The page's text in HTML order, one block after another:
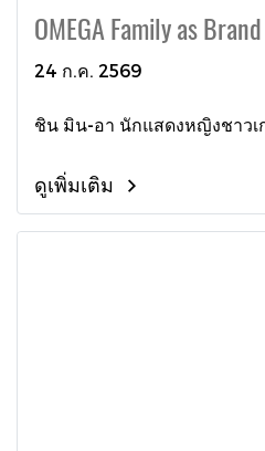
OMEGA Family as
24 ก.ค. 2569
ชิน มิน-อา นักแสดงหญิงชาวเ
ดูเพิ่มเติม